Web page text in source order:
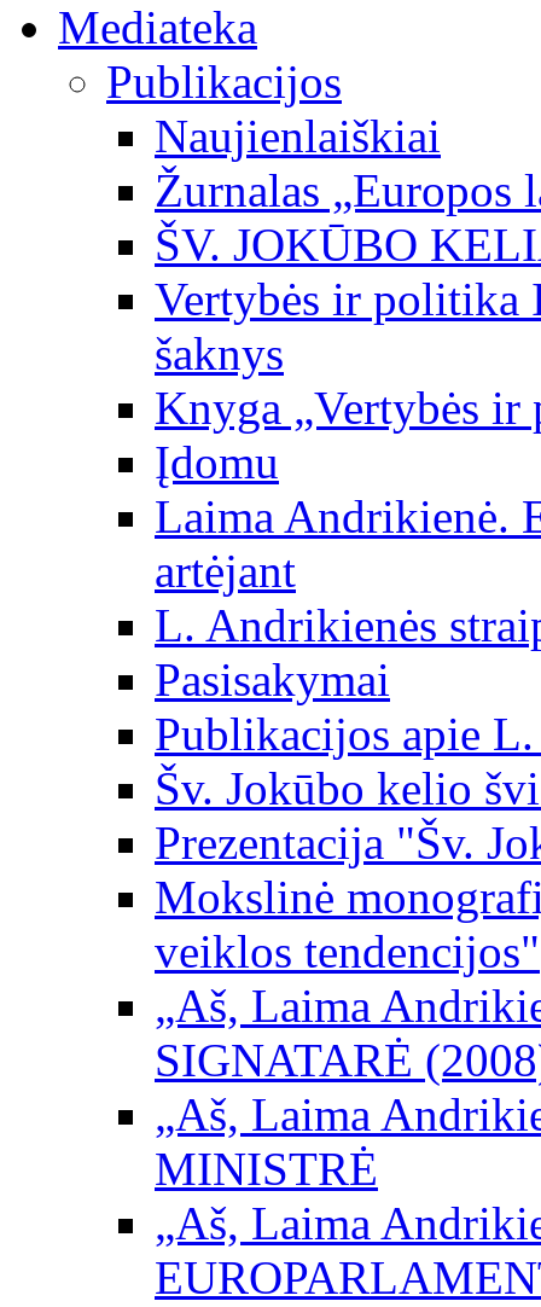
Mediateka
Publikacijos
Naujienlaiškiai
Žurnalas „Europos
ŠV. JOKŪBO
Vertybės ir politika
šaknys
Knyga „Vertybės
Įdomu
Laima Andrikienė.
artėjant
L. Andrikienės
Pasisakymai
Publikacijos apie
Šv. Jokūbo kelio
Prezentacija "Šv.
Mokslinė
veiklos tendencijos"
„Aš, Laima
SIGNATARĖ
„Aš, Laima
MINISTRĖ
„Aš, Laima